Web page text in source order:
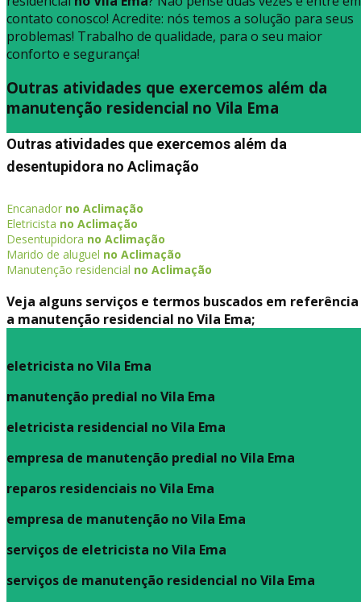
contato conosco! Acredite: nós temos a solução para seus
problemas! Trabalho de qualidade, para o seu maior
conforto e segurança!
Outras atividades que exercemos além da
manutenção residencial no Vila Ema
Outras atividades que exercemos além da
desentupidora no Aclimação
Encanador no Aclimação
Eletricista no Aclimação
Desentupidora no Aclimação
Marido de aluguel no Aclimação
Manutenção residencial no Aclimação
Veja alguns serviços e termos buscados em referência
a manutenção residencial no Vila Ema;
eletricista no Vila Ema
manutenção predial no Vila Ema
eletricista residencial no Vila Ema
empresa de manutenção predial no Vila Ema
reparos residenciais no Vila Ema
empresa de manutenção no Vila Ema
serviços de eletricista no Vila Ema
serviços de manutenção residencial no Vila Ema